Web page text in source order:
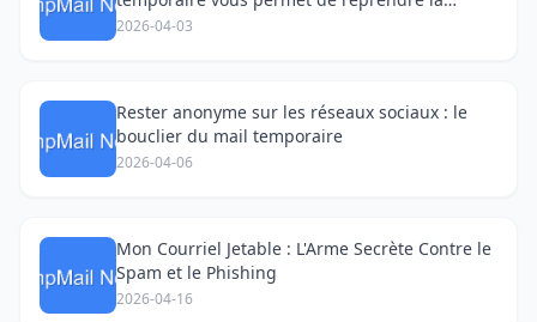
parole sur les réseaux sociaux
2026-04-03
Rester anonyme sur les réseaux sociaux : le
bouclier du mail temporaire
2026-04-06
Mon Courriel Jetable : L'Arme Secrète Contre le
Spam et le Phishing
2026-04-16